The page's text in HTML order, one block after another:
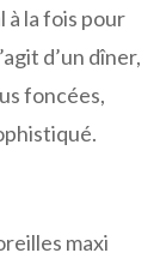
à la fois pour
d’un dîner,
foncées,
maxi